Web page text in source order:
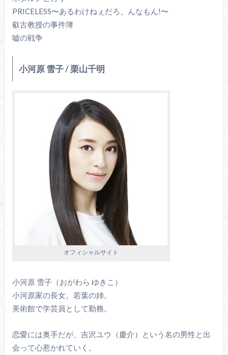
PRICELESS〜あるわけねぇだろ、んなもん!〜
叡古教授の事件簿
嘘の戦争
小河原 雪子 / 栗山千明
オフィシャルサイト
小河原 雪子（おがわら ゆきこ）
小河原家の長女。若葉の姉。
美術館で学芸員として勤務。
恋愛には奥手だが、吉沢ユウ（慶介）という名の男性と出
会って心惹かれていく。